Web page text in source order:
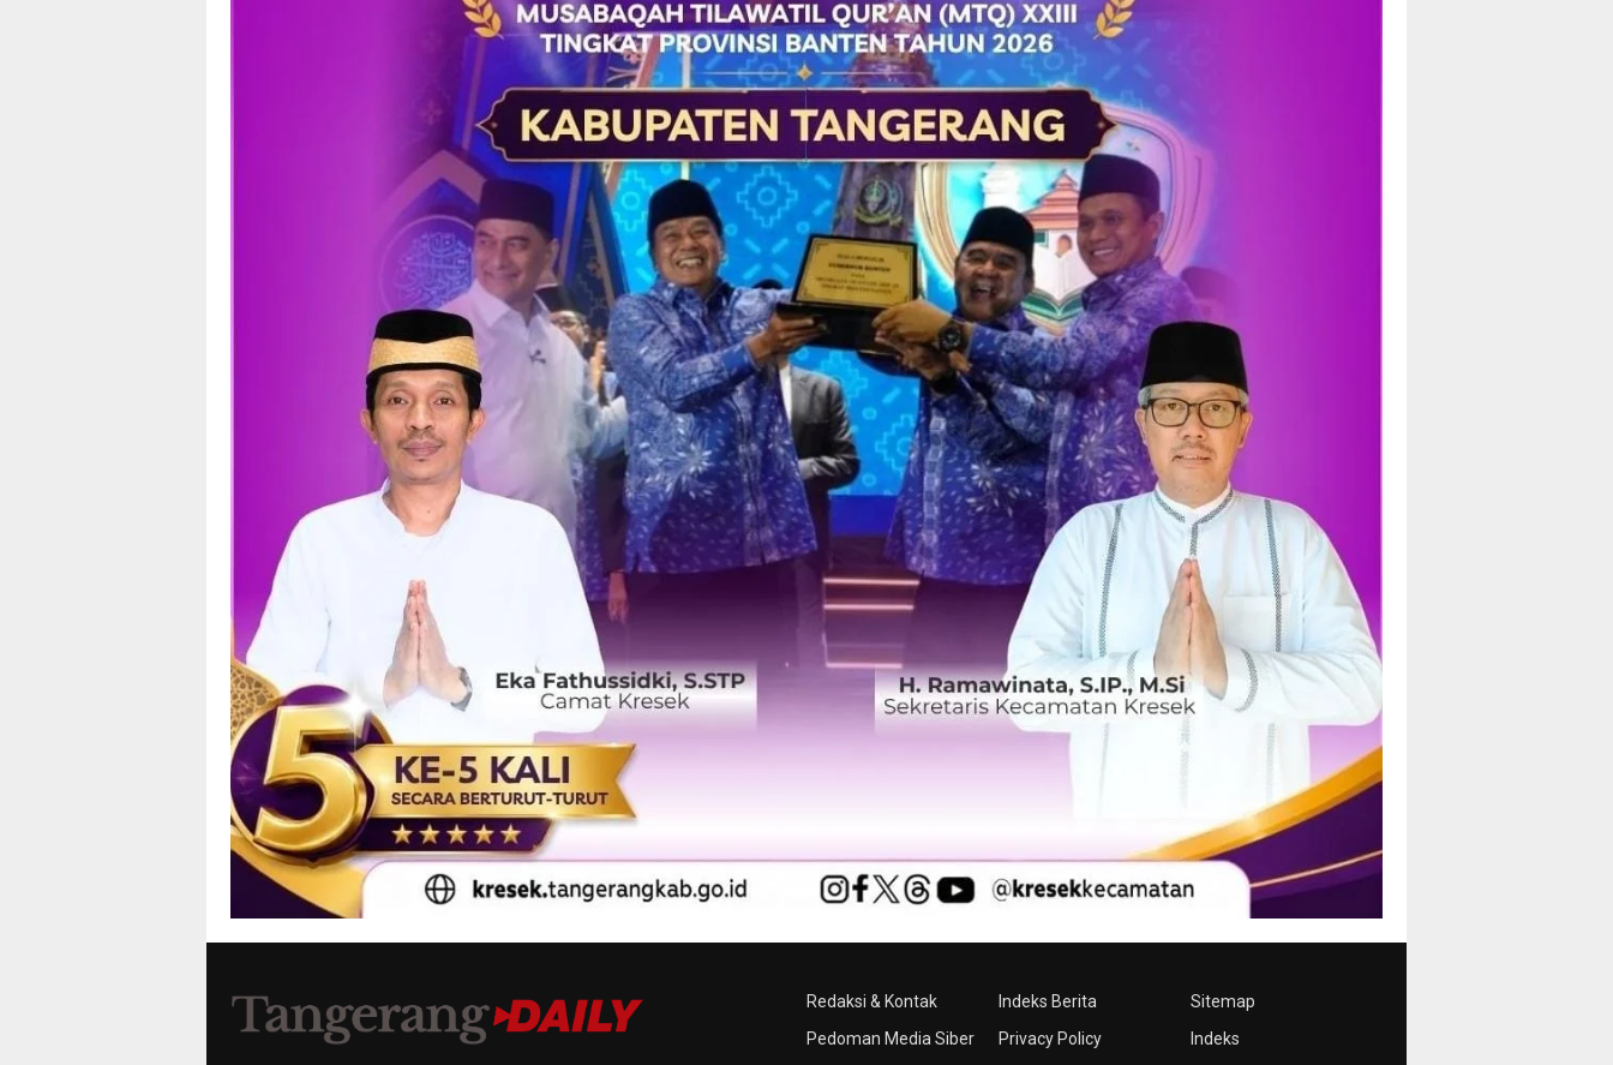
Redaksi & Kontak
Pedoman Media Siber
Indeks Berita
Privacy Policy
Sitemap
Indeks